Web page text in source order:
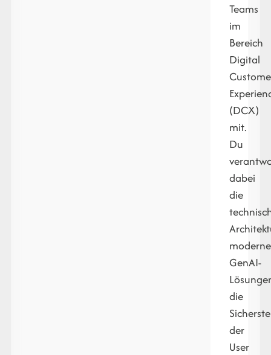
Teams
im
Bereich
Digital
(DCX)
mit.
Du
dabei
die
GenAI-
die
der
User